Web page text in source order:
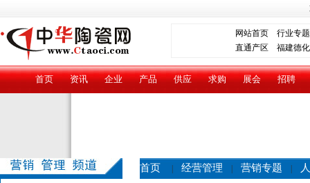
网站首页
行业专题
直通产区 福建德化
首页 资讯 企业 产品 供应 求购 展会 招聘
首页 经营管理 营销专题